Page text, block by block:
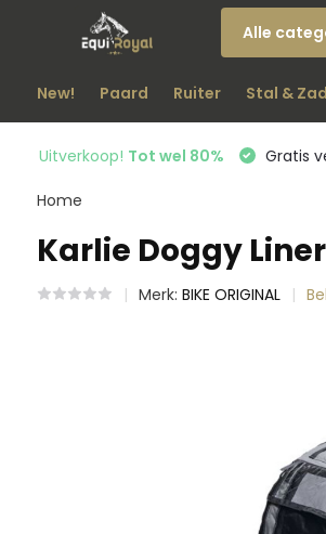
Alle
New! Paard Ruiter Stal &
Uitverkoop! Tot wel 80% Gratis
Home
Karlie Doggy
Merk: BIKE ORIGINAL